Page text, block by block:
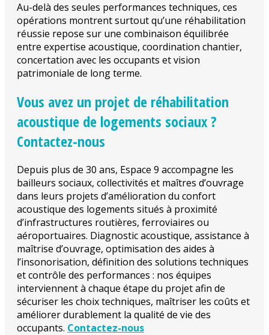
Au-delà des seules performances techniques, ces
opérations montrent surtout qu’une réhabilitation
réussie repose sur une combinaison équilibrée
entre expertise acoustique, coordination chantier,
concertation avec les occupants et vision
patrimoniale de long terme.
Vous avez un projet de réhabilitation
acoustique de logements sociaux ?
Contactez-nous
Depuis plus de 30 ans, Espace 9 accompagne les
bailleurs sociaux, collectivités et maîtres d’ouvrage
dans leurs projets d’amélioration du confort
acoustique des logements situés à proximité
d’infrastructures routières, ferroviaires ou
aéroportuaires. Diagnostic acoustique, assistance à
maîtrise d’ouvrage, optimisation des aides à
l’insonorisation, définition des solutions techniques
et contrôle des performances : nos équipes
interviennent à chaque étape du projet afin de
sécuriser les choix techniques, maîtriser les coûts et
améliorer durablement la qualité de vie des
occupants. Contactez-nous